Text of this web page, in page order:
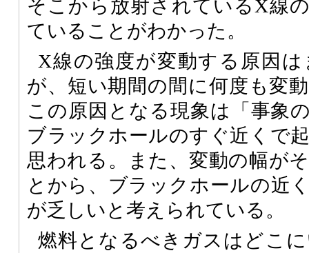
そこから放射されているX線
ていることがわかった。
X線の強度が変動する原因
が、短い期間の間に何度も変
この原因となる現象は「事象
ブラックホールのすぐ近くで
思われる。また、変動の幅が
とから、ブラックホールの近
が乏しいと考えられている。
燃料となるべきガスはどこ